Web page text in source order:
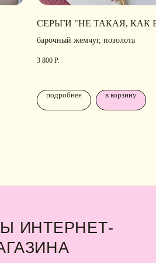
СЕРЬГИ "НЕ ТАКАЯ, КАК
барочный жемчуг, позолота
3 800 Р.
подробнее в корзину